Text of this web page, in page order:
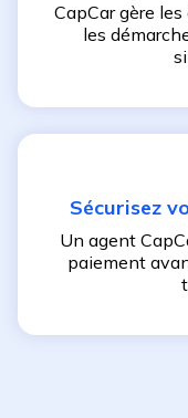
CapCar gère
les
Sécurisez
Un agent
paiement